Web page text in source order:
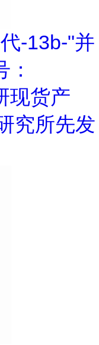
-13b-"并
现货产
究所先发